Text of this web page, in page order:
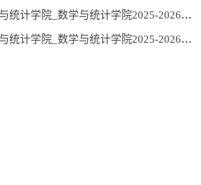
计学院2025-2026学年第一学期实验耗材(3次竞价) 竞价结果公告(JJ25102215261251)
计学院2025-2026学年第一学期实验耗材(3次竞价) 竞价结果公告(JJ25102215261251)